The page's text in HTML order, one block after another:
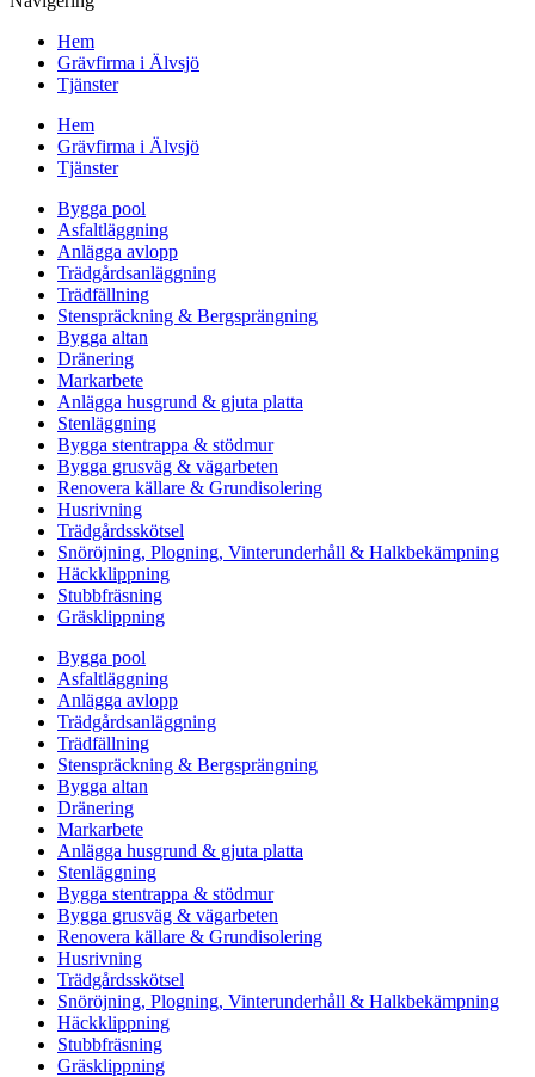
Hem
Grävfirma i Älvsjö
Tjänster
Hem
Grävfirma i Älvsjö
Tjänster
Bygga pool
Asfaltläggning
Anlägga avlopp
Trädgårdsanläggning
Trädfällning
Stenspräckning & Bergsprängning
Bygga altan
Dränering
Markarbete
Anlägga husgrund & gjuta platta
Stenläggning
Bygga stentrappa & stödmur
Bygga grusväg & vägarbeten
Renovera källare & Grundisolering
Husrivning
Trädgårdsskötsel
Snöröjning, Plogning, Vinterunderhåll & Halkbekämpning
Häckklippning
Stubbfräsning
Gräsklippning
Bygga pool
Asfaltläggning
Anlägga avlopp
Trädgårdsanläggning
Trädfällning
Stenspräckning & Bergsprängning
Bygga altan
Dränering
Markarbete
Anlägga husgrund & gjuta platta
Stenläggning
Bygga stentrappa & stödmur
Bygga grusväg & vägarbeten
Renovera källare & Grundisolering
Husrivning
Trädgårdsskötsel
Snöröjning, Plogning, Vinterunderhåll & Halkbekämpning
Häckklippning
Stubbfräsning
Gräsklippning